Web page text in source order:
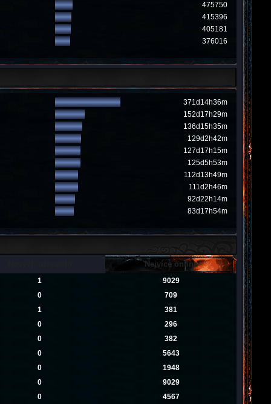
475750
415396
405181
376016
371d14h36m
152d17h29m
136d15h35m
129d2h42m
127d17h15m
125d5h53m
112d13h49m
111d2h46m
92d22h14m
83d17h54m
Nejvíce online
1
9029
0
709
1
381
0
296
0
382
0
5643
0
1948
0
9029
0
4567